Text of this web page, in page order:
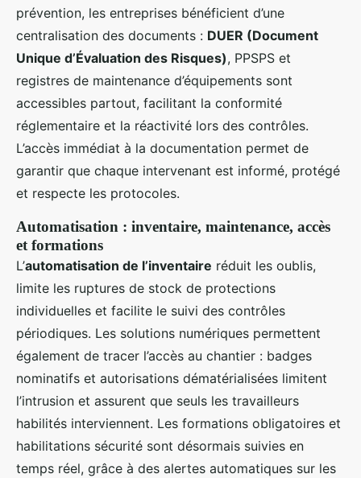
prévention, les entreprises bénéficient d’une
centralisation des documents : DUER (Document
Unique d’Évaluation des Risques), PPSPS et
registres de maintenance d’équipements sont
accessibles partout, facilitant la conformité
réglementaire et la réactivité lors des contrôles.
L’accès immédiat à la documentation permet de
garantir que chaque intervenant est informé, protégé
et respecte les protocoles.
Automatisation : inventaire, maintenance, accès
et formations
L’automatisation de l’inventaire réduit les oublis,
limite les ruptures de stock de protections
individuelles et facilite le suivi des contrôles
périodiques. Les solutions numériques permettent
également de tracer l’accès au chantier : badges
nominatifs et autorisations dématérialisées limitent
l’intrusion et assurent que seuls les travailleurs
habilités interviennent. Les formations obligatoires et
habilitations sécurité sont désormais suivies en
temps réel, grâce à des alertes automatiques sur les